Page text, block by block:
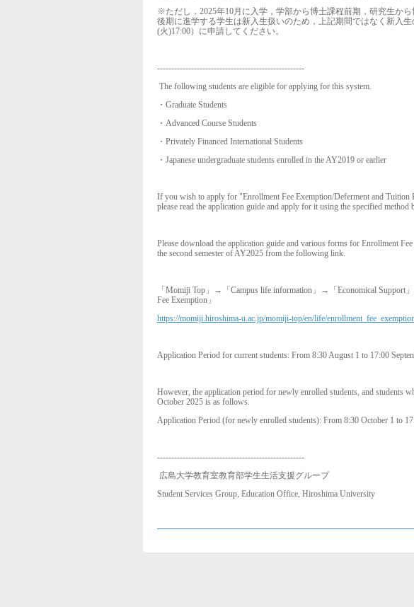
※ただし， 2025年10月に入学，学部から博士課程前期，研究生か
後期に進学する学生は新入生扱いのため，上記期間ではなく新入生
(火)17:00）に申請してください。
----------------------------------------------------
The following students are eligible for applying for this system.
・ Graduate Students
・ Advanced Course Students
・ Privately Financed International Students
・ Japanese undergraduate students enrolled in the AY2019 or earlier
If you wish to apply for "Enrollment Fee Exemption/Deferment and Tuition
please read the application guide and apply for it using the specified method
Please download the application guide and various forms for Enrollment
the second semester of AY2025 from the following link.
「Momiji Top」 → 「Campus life information」 → 「Economical Support」
Fee Exemption」
https://momiji.hiroshima-u.ac.jp/momiji-top/en/life/
Application Period for current students: From 8:30 August 1 to 17:00
However, the application period for newly enrolled students, and students
October 2025 is as follows.
Application Period (for newly enrolled students): From 8:30 October 1 to
----------------------------------------------------
広島大学教育室教育部学生生活支援グループ
Student Services Group, Education Office, Hiroshima University